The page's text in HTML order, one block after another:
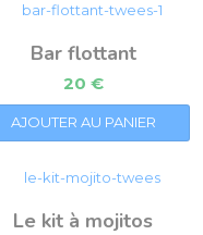
Bar flottant
20 €
AJOUTER AU PANIER
Le kit à mojitos